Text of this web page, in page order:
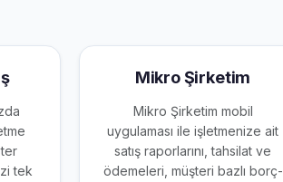
tek
Mikro Şirketim
Mikro Şirketim mobil
uygulaması ile işletmenize ait
satış raporlarını, tahsilat ve
ödemeleri, müşteri bazlı borç-